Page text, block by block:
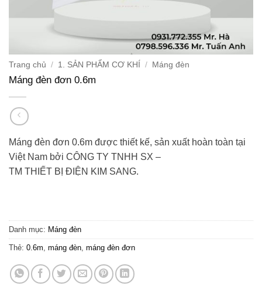
Trang chủ / 1. SẢN PHẨM CƠ KHÍ / Máng đèn
Máng đèn đơn 0.6m
Máng đèn đơn 0.6m được thiết kế, sản xuất hoàn toàn tại
Việt Nam bởi CÔNG TY TNHH SX –
TM THIẾT BỊ ĐIỆN KIM SANG.
Danh mục: Máng đèn
Thẻ: 0.6m máng đèn máng đèn đơn